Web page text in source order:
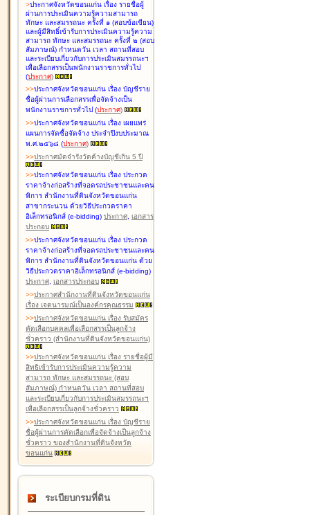
>ประกาศจังหวัดขอนแก่น เรื่อง รายชื่อผู้
ผ่านการประเมินความรู้ความสามารถ
ทักษะ และสมรรถนะ ครั้งที่ ๑ (สอบข้อเขียน)
และผู้มีสิทธิ์เข้ารับการประเมินความรู้ความ
สามารถ ทักษะ และสมรรถนะ ครั้งที่ ๒ (สอบ
สัมภาษณ์) กำหนดวัน เวลา สถานที่สอบ
และระเบียบเกี่ยวกับการประเมินสมรรถนะฯ
เพื่อเลือกสรรเป็นพนักงานราชการทั่วไป
(ประกาศ)
>>ประกาศจังหวัดขอนแก่น เรื่อง บัญชีราย
ชื่อผู้ผ่านการเลือกสรรเพื่อจัดจ้างเป็น
พนักงานราชการทั่วไป (ประกาศ)
>>ประกาศจังหวัดขอนแก่น เรื่อง เผยแพร่
แผนการจัดซื้อจัดจ้าง ประจำปีงบประมาณ
พ.ศ.๒๕๖๘ (ประกาศ)
>>ประกาศมัดจำรังวัดค้างบัญชีเกิน 5 ปี
>>ประกาศจังหวัดขอนแก่น เรื่อง ประกวด
ราคาจ้างก่อสร้างที่จอดรถประชาชนและคน
พิการ สำนักงานที่ดินจังหวัดขอนแก่น
สาขากระนวน ด้วยวิธีประกวดราคา
อิเล็กทรอนิกส์ (e-bidding) ประกาศ, เอกสาร
ประกอบ
>>ประกาศจังหวัดขอนแก่น เรื่อง ประกวด
ราคาจ้างก่อสร้างที่จอดรถประชาชนและคน
พิการ สำนักงานที่ดินจังหวัดขอนแก่น ด้วย
วิธีประกวดราคาอิเล็กทรอนิกส์ (e-bidding)
ประกาศ, เอกสารประกอบ
>>ประกาศสำนักงานที่ดินจังหวัดขอนแก่น
เรื่อง เจตนารมณ์เป็นองค์กรคุณธรรม
>>ประกาศจังหวัดขอนแก่น เรื่อง รับสมัคร
คัดเลือกบุคคลเพื่อเลือกสรรเป็นลูกจ้าง
ชั่วคราว (สำนักงานที่ดินจังหวัดขอนแก่น)
>>ประกาศจังหวัดขอนแก่น เรื่อง รายชื่อผู้มี
สิทธิเข้ารับการประเมินความรู้ความ
สามารถ ทักษะ และสมรรถนะ (สอบ
สัมภาษณ์) กำหนดวัน เวลา สถานที่สอบ
และระเบียบเกี่ยวกับการประเมินสมรรถนะฯ
เพื่อเลือกสรรเป็นลูกจ้างชั่วคราว
>>ประกาศจังหวัดขอนแก่น เรื่อง บัญชีราย
ชื่อผู้ผ่านการคัดเลือกเพื่อจัดจ้างเป็นลูกจ้าง
ชั่วคราว ของสำนักงานที่ดินจังหวัด
ขอนแก่น
ระเบียบกรมที่ดิน